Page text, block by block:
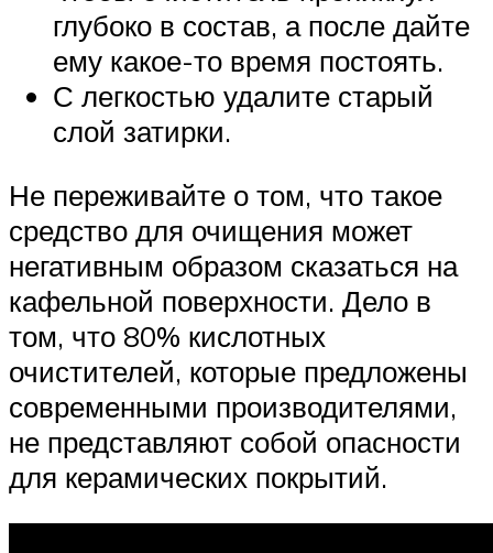
глубоко в состав, а после дайте
ему какое-то время постоять.
С легкостью удалите старый
слой затирки.
Не переживайте о том, что такое
средство для очищения может
негативным образом сказаться на
кафельной поверхности. Дело в
том, что 80% кислотных
очистителей, которые предложены
современными производителями,
не представляют собой опасности
для керамических покрытий.